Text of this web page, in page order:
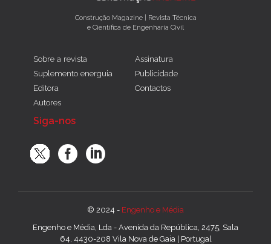
Construção Magazine | Revista Técnica
e Científica de Engenharia Civil
Sobre a revista
Suplemento energuia
Editora
Autores
Assinatura
Publicidade
Contactos
Siga-nos
© 2024 - Engenho e Média
Engenho e Média, Lda - Avenida da República, 2475, Sala
64, 4430-208 Vila Nova de Gaia | Portugal